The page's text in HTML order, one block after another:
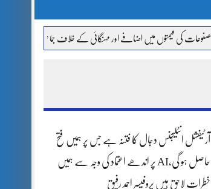
کی قیمتوں میں اضافے اور مہنگائی کے خلاف جماعت اسلامی کا دھرنا،
آرٹیفشل انٹلیجنس دجال کا فتنہ ہے جس پر ہمیں فتح
حاصل ہو گی،AI پر اندھے اعتماد کی وجہ سے ہمیں
خطرات لاحق ہیں پروفیسر احمد رفیق